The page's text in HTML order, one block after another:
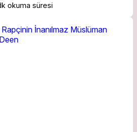
okuma süresi